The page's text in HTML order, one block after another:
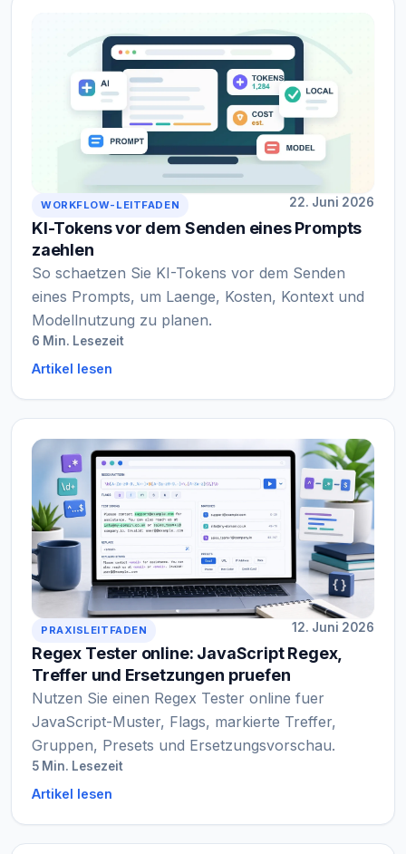
WORKFLOW-LEITFADEN 22. Juni 2026
KI-Tokens vor dem Senden eines Prompts
zaehlen
So schaetzen Sie KI-Tokens vor dem Senden
eines Prompts, um Laenge, Kosten, Kontext und
Modellnutzung zu planen.
6 Min. Lesezeit
Artikel lesen
PRAXISLEITFADEN 12. Juni 2026
Regex Tester online: JavaScript Regex,
Treffer und Ersetzungen pruefen
Nutzen Sie einen Regex Tester online fuer
JavaScript-Muster, Flags, markierte Treffer,
Gruppen, Presets und Ersetzungsvorschau.
5 Min. Lesezeit
Artikel lesen